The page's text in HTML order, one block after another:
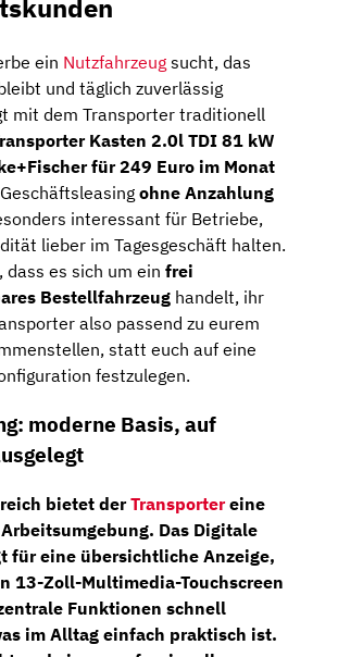
ein Nutzfahrzeug sucht, das
und täglich zuverlässig
mit dem Transporter traditionell
Kasten 2.0l TDI 81 kW
für 249 Euro im Monat
ohne Anzahlung
interessant für Betriebe,
lieber im Tagesgeschäft halten.
dass es sich um ein frei
Bestellfahrzeug handelt, ihr
also passend zu eurem
statt euch auf eine
festzulegen.
moderne Basis, auf
bietet derTransportereine
Das Digitale
für eine übersichtliche Anzeige,
13-Zoll-Multimedia-Touchscreen
Funktionen schnell
im Alltag einfach praktisch ist.